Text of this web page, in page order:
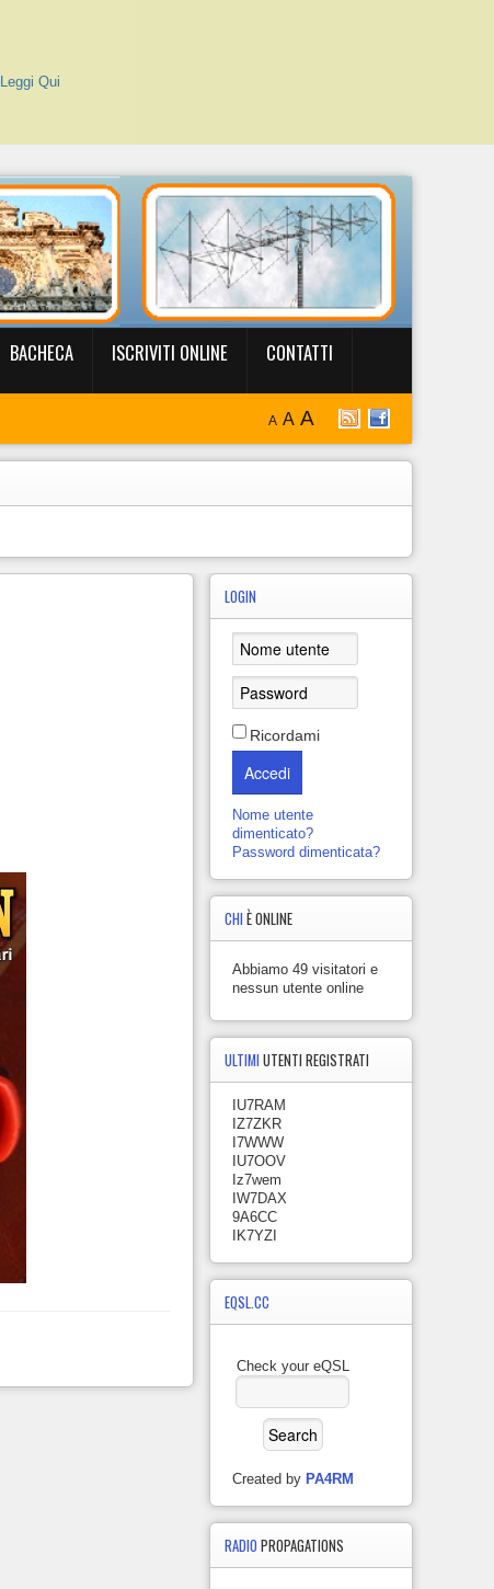
Leggi Qui
BACHECA ISCRIVITI ONLINE CONTATTI
A A A
LOGIN
Ricordami
Accedi
Nome utente
dimenticato?
Password dimenticata?
CHI È ONLINE
Abbiamo 49 visitatori e
nessun utente online
ULTIMI UTENTI REGISTRATI
IU7RAM
IZ7ZKR
I7WWW
IU7OOV
Iz7wem
IW7DAX
9A6CC
IK7YZI
EQSL.CC
Check your eQSL
Created by PA4RM
RADIO PROPAGATIONS